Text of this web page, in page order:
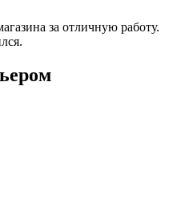
за отличную работу.